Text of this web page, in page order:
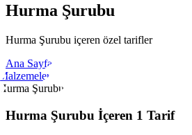
Hurma Şurubu
Hurma Şurubu içeren özel tarifler
Ana Sayfa
Şurubu
Hurma Şurubu İçeren 1 Tarif